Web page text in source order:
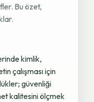
Bu özet,
kimlik,
çalışması için
güvenliği
kalitesini ölçmek